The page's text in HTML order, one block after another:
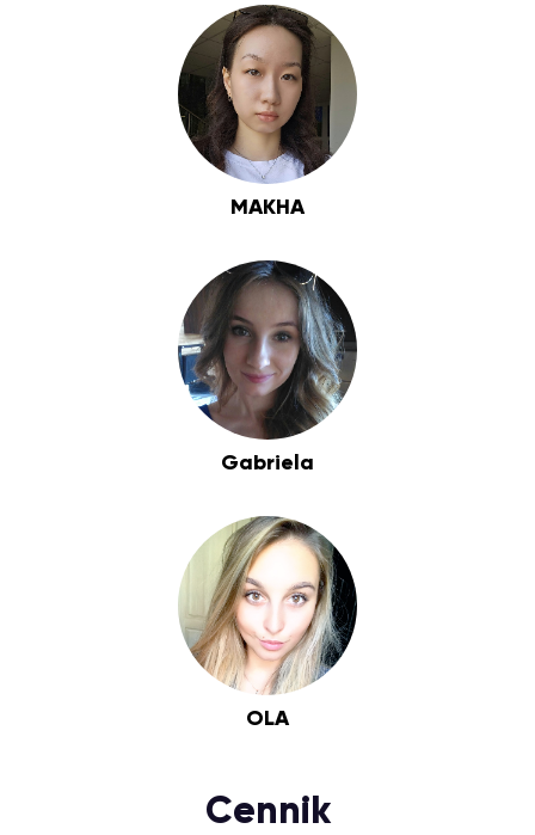
MAKHA
Gabriela
OLA
Cennik